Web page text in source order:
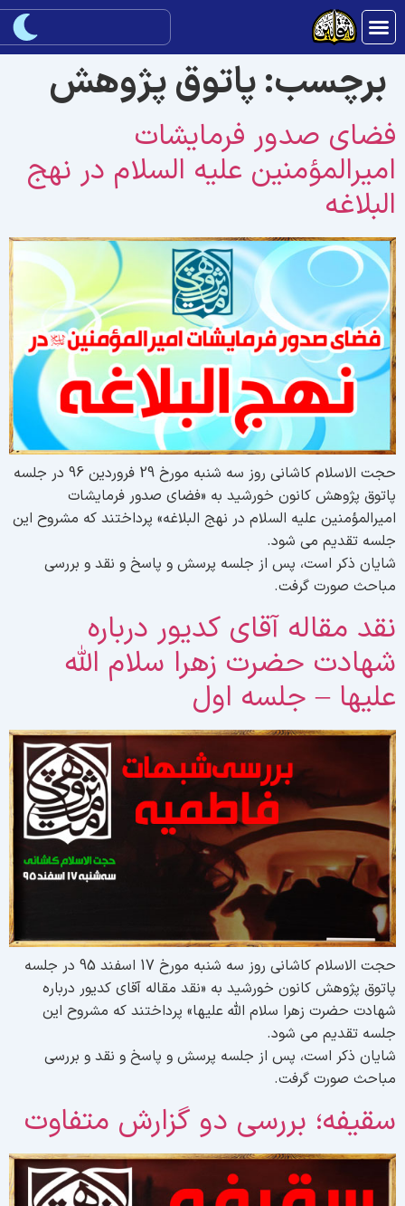
برچسب:پاتوق پژوهش
صدور فرمایشات
علیه السلام در نهج
حجت الاسلام کاشانی روز سه شنبه مورخ 29 فروردین 96 در جلسه
پژوهش کانون خورشید به «فضای صدور فرمایشات
علیه السلام در نهج البلاغه» پرداختند که مشروح این
تقدیم می شود.
ذکر است، پس از جلسه پرسش و پاسخ و نقد و بررسی
صورت گرفت.
مقاله آقای کدیور درباره
حضرت زهرا سلام الله
– جلسه اول
حجت الاسلام کاشانی روز سه شنبه مورخ 17 اسفند 95 در جلسه
پژوهش کانون خورشید به «نقد مقاله آقای کدیور درباره
حضرت زهرا سلام الله علیها» پرداختند که مشروح این
تقدیم می شود.
ذکر است، پس از جلسه پرسش و پاسخ و نقد و بررسی
صورت گرفت.
بررسی دو گزارش متفاوت